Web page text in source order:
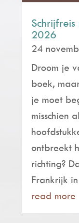
2026
24
Droom je
boek,
je moet
misschien
ontbreekt
richting?
Frankrijk
read more